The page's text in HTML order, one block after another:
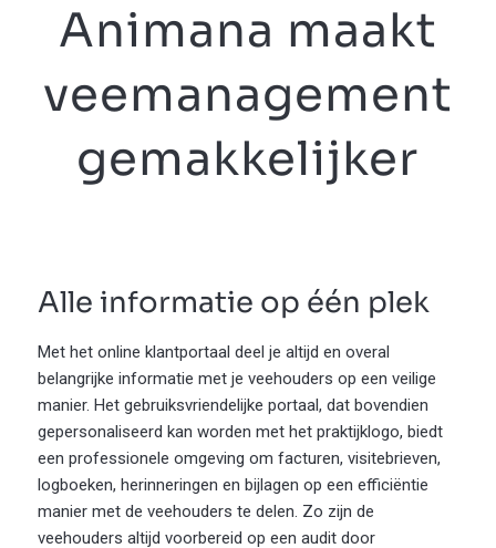
Animana​ maakt
veemanagement
gemakkelijker
Alle informatie op één plek
Met het online klantportaal deel je altijd en overal
belangrijke informatie met je veehouders op een veilige
manier. Het gebruiksvriendelijke portaal, dat bovendien
gepersonaliseerd kan worden met het praktijklogo, biedt
een professionele omgeving om facturen, visitebrieven,
logboeken, herinneringen en bijlagen op een efficiëntie
manier met de veehouders te delen. Zo zijn de
veehouders altijd voorbereid op een audit door